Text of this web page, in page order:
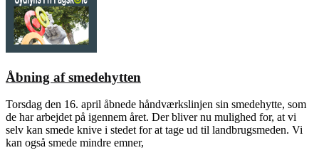
Åbning af smedehytten
Torsdag den 16. april åbnede håndværkslinjen sin smedehytte, som
de har arbejdet på igennem året. Der bliver nu mulighed for, at vi
selv kan smede knive i stedet for at tage ud til landbrugsmeden. Vi
kan også smede mindre emner,